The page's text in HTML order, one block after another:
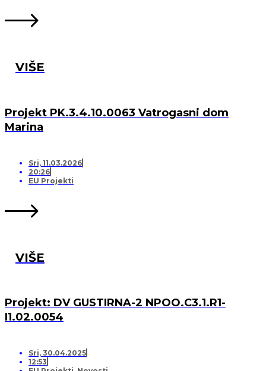
VIŠE
Projekt PK.3.4.10.0063 Vatrogasni dom
Marina
Sri, 11.03.2026
20:26
EU Projekti
VIŠE
Projekt: DV GUSTIRNA-2 NPOO.C3.1.R1-
I1.02.0054
Sri, 30.04.2025
12:53